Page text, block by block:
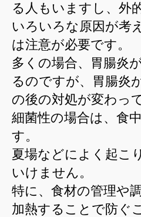
る人もいますし、外
いろいろな原因が考
は注意が必要です。
多くの場合、胃腸炎
るのですが、胃腸炎
の後の対処が変わっ
細菌性の場合は、食
す。
夏場などによく起こ
いけません。
特に、食材の管理や
加熱することで防ぐ